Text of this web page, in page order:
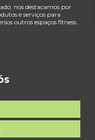
nos destacamos por
e serviços para
outros espaços fitness.